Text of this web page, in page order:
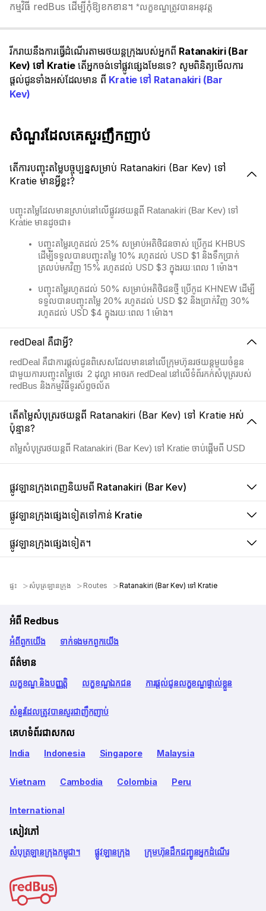
កម្មវិធី redBus ដើម្បីកុំឱ្យខកខាន។ *លក្ខខណ្ឌត្រូវបានអនុវត្ត
រីករាយនឹងការធ្វើដំណើរតាមរថយន្តក្រុងរបស់អ្នកពី Ratanakiri (Bar
Kev) ទៅ Kratieតើអ្នកចង់ទៅផ្លូវផ្សេងមែនទេ? សូមពិនិត្យមើលការ
ផ្តល់ជូនទាំងអស់ដែលមាន ពី Kratie ទៅ Ratanakiri (Bar
Kev)
សំណួរដែលគេសួរញឹកញាប់
តើការបញ្ចុះតម្លៃបច្ចុប្បន្នសម្រាប់ Ratanakiri (Bar Kev) ទៅ
Kratie មានអ្វីខ្លះ?
បញ្ចុះតម្លៃដែលមានស្រាប់នៅលើផ្លូវរថយន្តពី Ratanakiri (Bar Kev) ទៅ
Kratie មានដូចជា៖
បញ្ចុះតម្លៃរហូតដល់ 25% សម្រាប់អតិថិជនចាស់ ប្រើកូដ KHBUS
ដើម្បីទទួលបានបញ្ចុះតម្លៃ 10% រហូតដល់ USD $1 និងទឹកប្រាក់
ត្រលប់មកវិញ 15% រហូតដល់ USD $3 ក្នុងរយៈពេល 1 ម៉ោង។
បញ្ចុះតម្លៃរហូតដល់ 50% សម្រាប់អតិថិជនថ្មី ប្រើកូដ KHNEW ដើម្បី
ទទួលបានបញ្ចុះតម្លៃ 20% រហូតដល់ USD $2 និងប្រាក់វិញ 30%
រហូតដល់ USD $4 ក្នុងរយៈពេល 1 ម៉ោង។
redDeal គឺជាអ្វី?
redDeal គឺជាការផ្តល់ជូនពិសេសដែលមាននៅលើក្រុមហ៊ុនរថយន្តមួយចំនួន
ជាមួយការបញ្ចុះតម្លៃថេរ 2​ ដុល្លា អាចរក redDeal នៅលើទំព័រកក់សំបុត្ររបស់
redBus និងកម្មវិធីទូរស័ព្ទចល័ត
តើតម្លៃសំបុត្ររថយន្តពី Ratanakiri (Bar Kev) ទៅ Kratie អស់
ប៉ុន្មាន?
តម្លៃសំបុត្ររថយន្តពី Ratanakiri (Bar Kev) ទៅ Kratie ចាប់ផ្តើមពី USD
ផ្លូវឡានក្រុងពេញនិយមពី Ratanakiri (Bar Kev)
ផ្លូវឡានក្រុងផ្សេងទៀតទៅកាន់ Kratie
ផ្លូវឡានក្រុងផ្សេងទៀត។
ផ្ទះ សំបុត្រឡានក្រុង Routes Ratanakiri (Bar Kev) ទៅ Kratie
អំពី Redbus
អំពី​ពួក​យើង ទាក់ទង​មក​ពួក​យើង
ព័ត៌មាន
លក្ខខណ្ឌ និងបញ្ញត្តិ លក្ខខណ្ឌឯកជន ការផ្តល់ជូនលក្ខខណ្ឌផ្ទាល់ខ្លួន
សំនួរដែលត្រូវបានសួរជាញឹកញាប់
គេហទំព័រជាសកល
India Indonesia Singapore Malaysia
Vietnam Cambodia Colombia Peru
International
សៀវភៅ
សំបុត្រឡានក្រុងកម្ពុជា។ ផ្លូវឡានក្រុង ក្រុមហ៊ុនដឹកជញ្ជូនអ្នកដំណើរ